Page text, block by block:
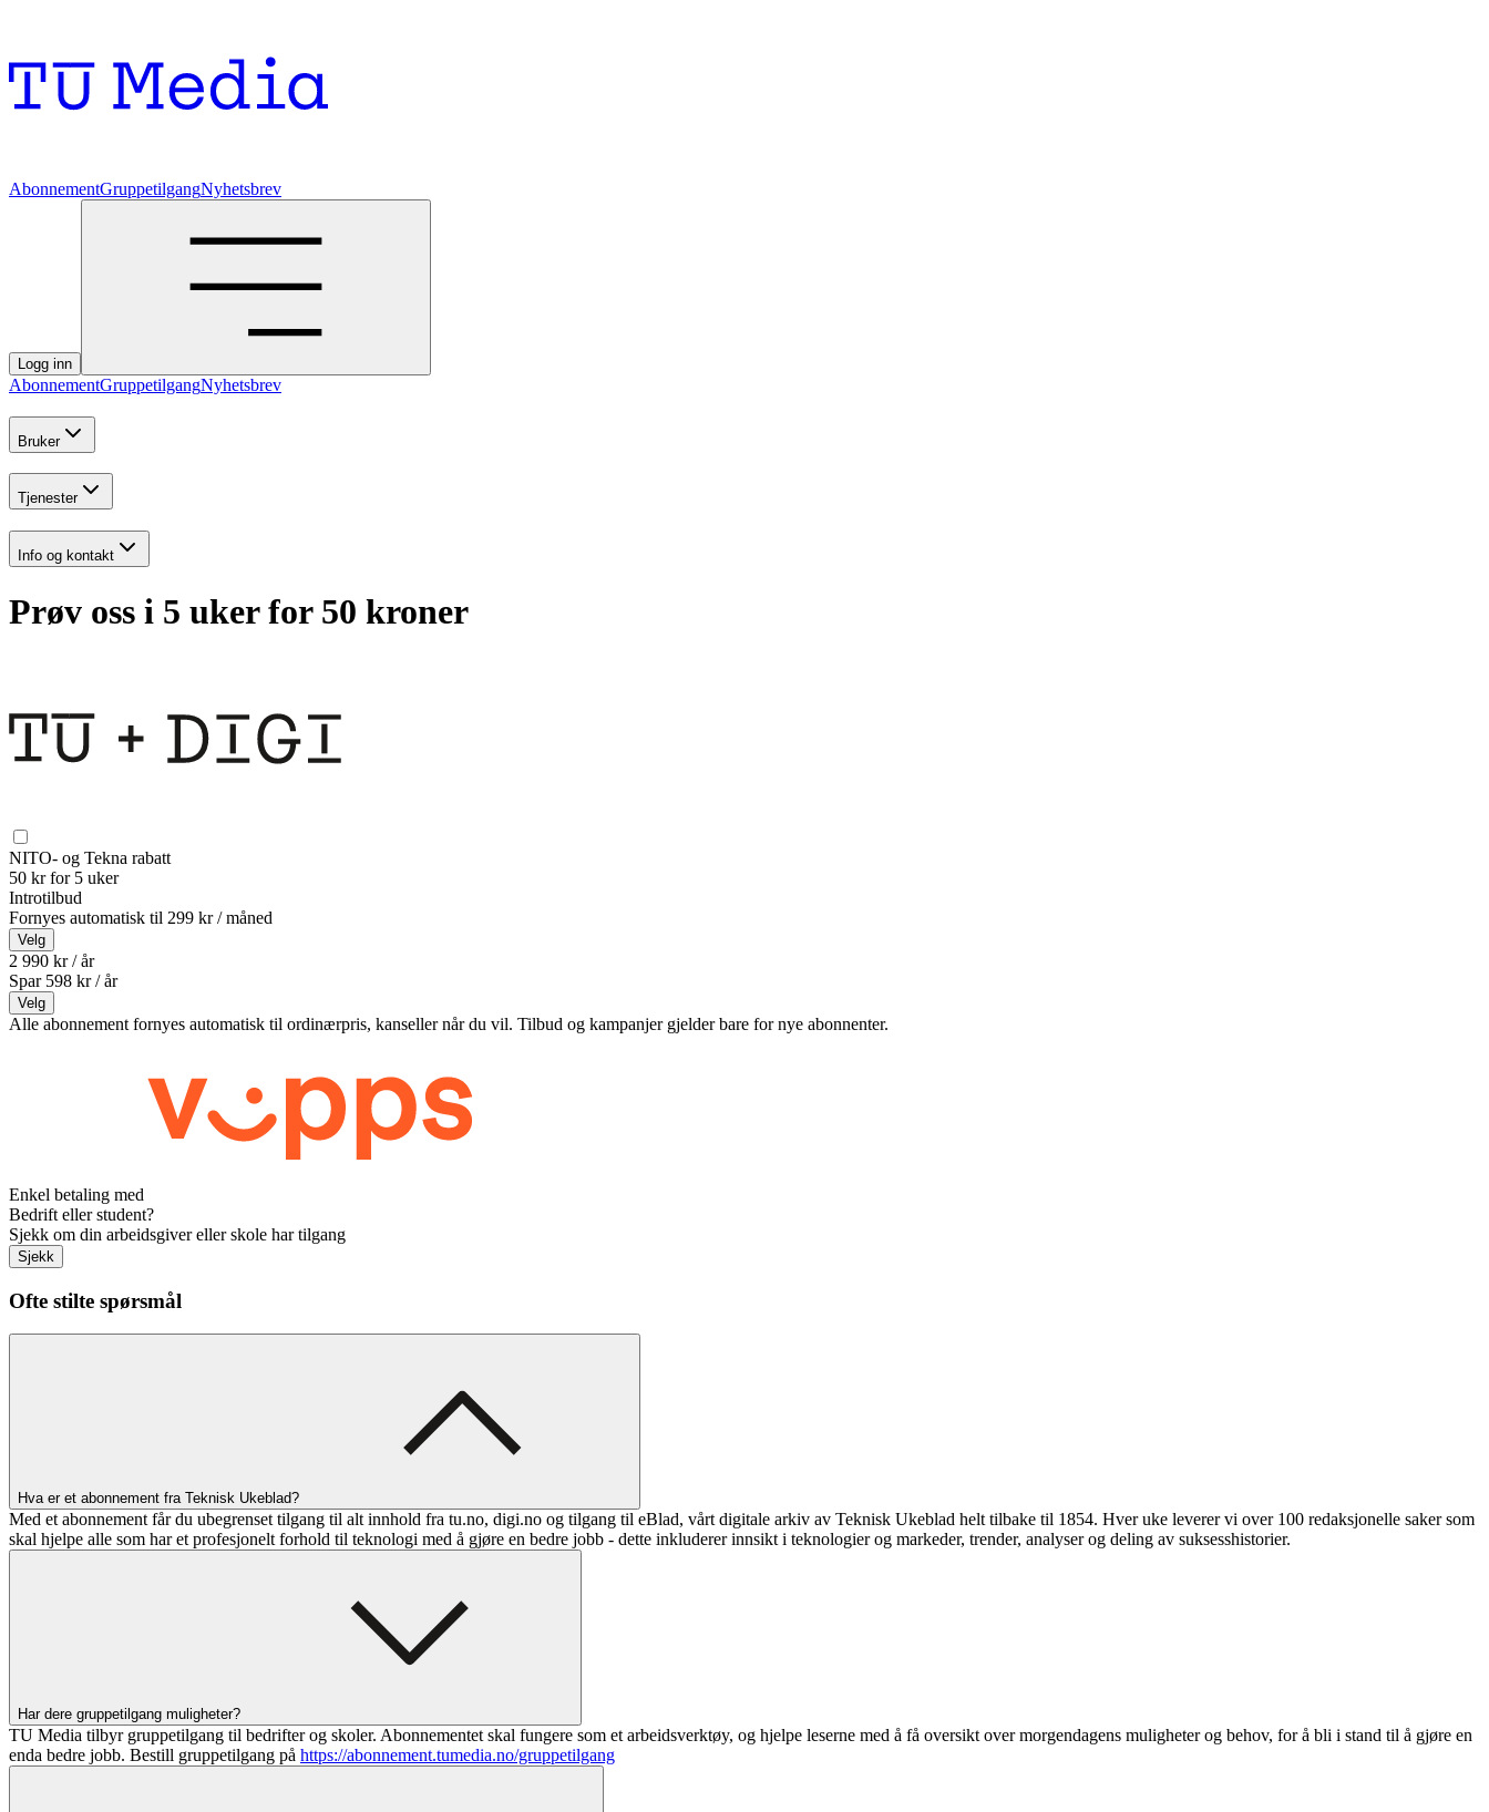
AbonnementGruppetilgangNyhetsbrev
Logg inn
AbonnementGruppetilgangNyhetsbrev
Bruker
Tjenester
Info og kontakt
Prøv oss i 5 uker for 50 kroner
NITO- og Tekna rabatt
50 kr for 5 uker
Introtilbud
Fornyes automatisk til 299 kr / måned
Velg
2 990 kr / år
Spar 598 kr /år
Velg
Alle abonnement fornyes automatisk til ordinærpris, kanseller når du vil. Tilbud og kampanjer gjelder bare for nye abonnenter.
Enkel betaling med
Bedrift eller student?
Sjekk om din arbeidsgiver eller skole har tilgang
Sjekk
Ofte stilte spørsmål
Hva er et abonnement fra Teknisk Ukeblad?
Med et abonnement får du ubegrenset tilgang til alt innhold fra tu.no, digi.no og tilgang til eBlad, vårt digitale arkiv av Teknisk Ukeblad helt tilbake til 1854. Hver uke leverer vi over 100 redaksjonelle saker som
skal hjelpe alle som har et profesjonelt forhold til teknologi med å gjøre en bedre jobb - dette inkluderer innsikt i teknologier og markeder, trender, analyser og deling av suksesshistorier.
Har dere gruppetilgang muligheter?
TU Media tilbyr gruppetilgang til bedrifter og skoler. Abonnementet skal fungere som et arbeidsverktøy, og hjelpe leserne med å få oversikt over morgendagens muligheter og behov, for å bli i stand til å gjøre en
enda bedre jobb. Bestill gruppetilgang på https://abonnement.tumedia.no/gruppetilgang